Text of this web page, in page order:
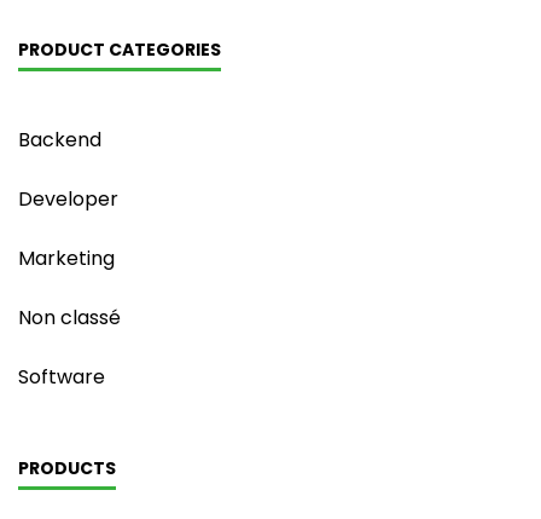
PRODUCT CATEGORIES
Backend
Developer
Marketing
Non classé
Software
PRODUCTS